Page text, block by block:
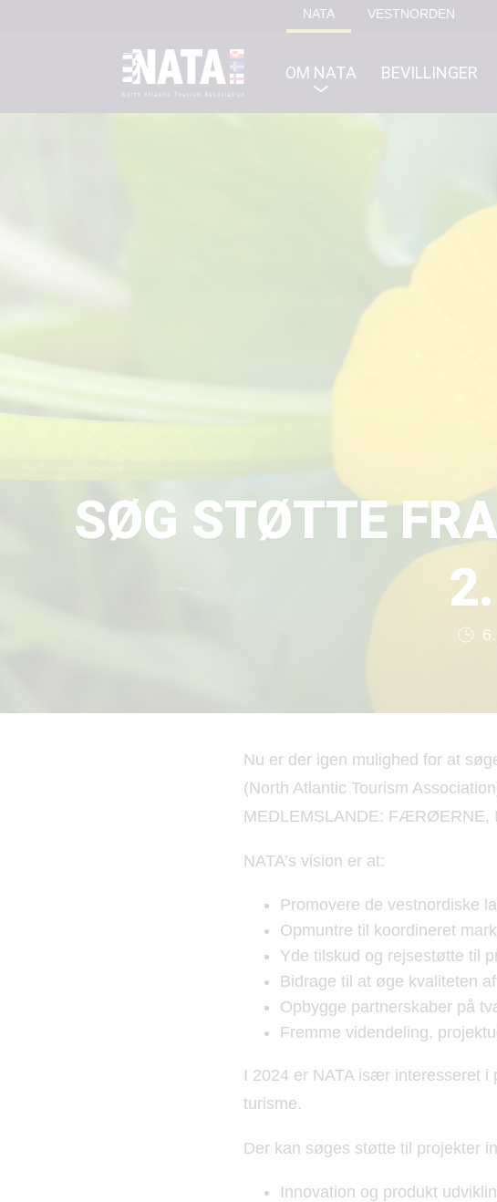
NATA VESTNORDEN
OM NATA BEVILLINGER
SØG STØTTE
Nu er der igen mulighed for at
(North Atlantic Tourism
MEDLEMSLANDE: FÆRØERNE,
NATA’s vision er at:
Promovere de vestnordiske
Opmuntre til koordineret
Yde tilskud og rejsestøtte til
Bidrage til at øge kvaliteten
Opbygge partnerskaber på
Fremme videndeling,
I 2024 er NATA især interesseret
turisme.
Der kan søges støtte til projekter
Innovation og produkt